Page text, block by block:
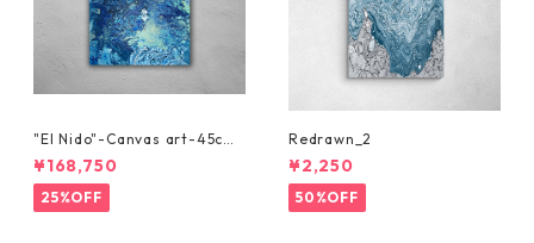
"El Nido"-Canvas art-45cm
x 45cm
¥168,750
25%OFF
Redrawn_2
¥2,250
50%OFF